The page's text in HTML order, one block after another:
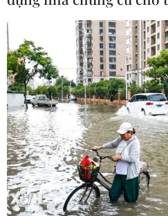
Cao điểm "100 ngày chuyển
Chuyển động từ cơ sở
06/08/2026 09:48
Israel và Việt Nam hợp tác
ngành bán dẫn và công
06/08/2026 09:40
Meta tung công cụ AI lập